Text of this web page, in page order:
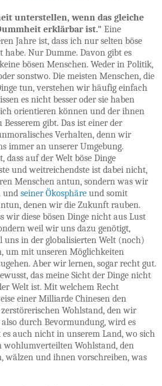
unterstellen, wenn das gleiche
erklärbar ist." Eine
Jahre ist, dass ich nur selten böse
habe. Nur Dumme. Davon gibt es
bösen Menschen. Weder in Politik,
sonstwo. Die meisten Menschen, die
tun, verstehen wir häufig einfach
es nicht besser oder sie haben
orientieren können und der ihnen
gibt. Das ist einer der
Verhalten, denn wir
immer an unserer Umgebung.
auf der Welt böse Dinge
und weitreichendste ist dabei nicht,
Menschen antun, sondern was wir
und seinerÖkosphäre und somit
denen wir die Zukunft rauben.
wir diese bösen Dinge nicht aus Lust
weil wir uns dazu genötigt,
in der globalisierten Welt (noch)
um mit unseren Möglichkeiten
Aber wir lernen, sogar recht gut.
das meine Sicht der Dinge nicht
Welt ist. Mit welchem Recht
einer Milliarde Chinesen den
Wohlstand, den wir
also durch Bevormundung, wird es
es auch nicht in unserem Land, wo sich
wohlumverteilten Wohlstand, den
wälzen und ihnen vorschreiben, was